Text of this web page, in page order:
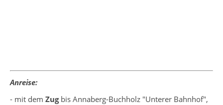
Anreise:
- mit dem Zugbis Annaberg-Buchholz "Unterer Bahnhof",